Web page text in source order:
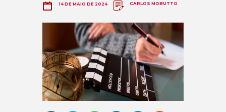
14 DE MAIO DE 2024 CARLOS MOBUTTO